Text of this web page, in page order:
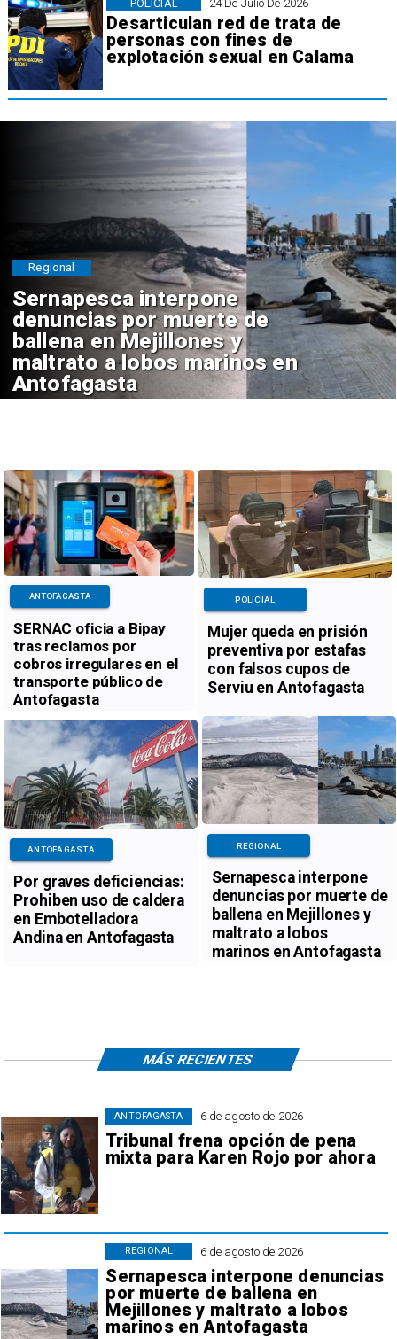
24 De Julio De 2026
Desarticulan red de trata de
personas con fines de
explotación sexual en Calama
POLICIAL
Sernapesca interpone
denuncias por muerte de
ballena en Mejillones y
maltrato a lobos marinos en
Antofagasta
Regional
SERNAC oficia a Bipay
tras reclamos por
cobros irregulares en el
transporte público de
Antofagasta
ANTOFAGASTA
Mujer queda en prisión
preventiva por estafas
con falsos cupos de
Serviu en Antofagasta
POLICIAL
Por graves deficiencias:
Prohiben uso de caldera
en Embotelladora
Andina en Antofagasta
ANTOFAGASTA
Sernapesca interpone
denuncias por muerte de
ballena en Mejillones y
maltrato a lobos
marinos en Antofagasta
REGIONAL
6 de agosto de 2026
Tribunal frena opción de pena
mixta para Karen Rojo por ahora
ANTOFAGASTA
6 de agosto de 2026
Sernapesca interpone denuncias
por muerte de ballena en
Mejillones y maltrato a lobos
marinos en Antofagasta
REGIONAL
MÁS RECIENTES